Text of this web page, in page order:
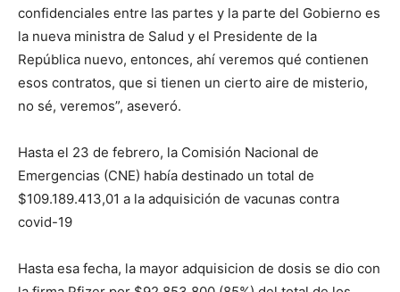
confidenciales entre las partes y la parte del Gobierno es
la nueva ministra de Salud y el Presidente de la
República nuevo, entonces, ahí veremos qué contienen
esos contratos, que si tienen un cierto aire de misterio,
no sé, veremos”, aseveró.
Hasta el 23 de febrero, la Comisión Nacional de
Emergencias (CNE) había destinado un total de
$109.189.413,01 a la adquisición de vacunas contra
covid-19
Hasta esa fecha, la mayor adquisicion de dosis se dio con